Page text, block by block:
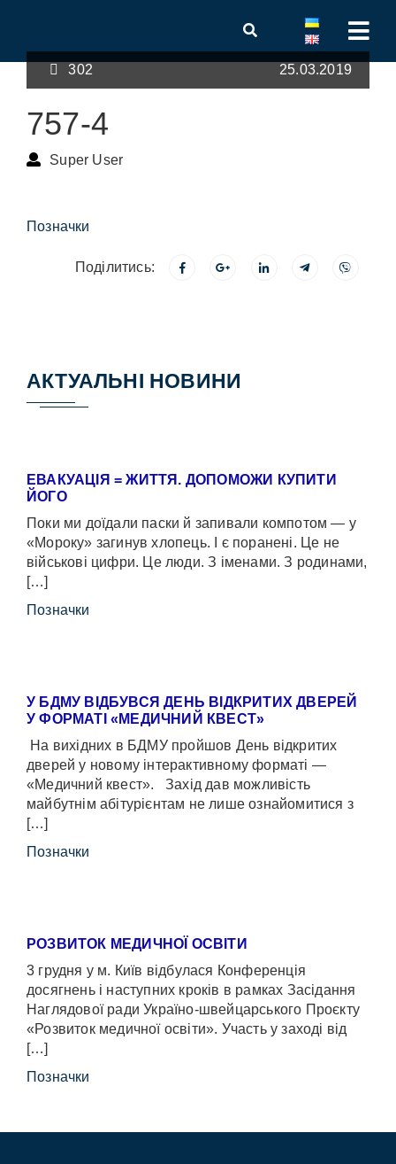
302 25.03.2019
757-4
Super User
Позначки
Поділитись:
АКТУАЛЬНІ НОВИНИ
ЕВАКУАЦІЯ = ЖИТТЯ. ДОПОМОЖИ КУПИТИ
ЙОГО
Поки ми доїдали паски й запивали компотом — у
«Мороку» загинув хлопець. І є поранені. Це не
військові цифри. Це люди. З іменами. З родинами,
[…]
Позначки
У БДМУ ВІДБУВСЯ ДЕНЬ ВІДКРИТИХ ДВЕРЕЙ
У ФОРМАТІ «МЕДИЧНИЙ КВЕСТ»
На вихідних в БДМУ пройшов День відкритих
дверей у новому інтерактивному форматі —
«Медичний квест». Захід дав можливість
майбутнім абітурієнтам не лише ознайомитися з
[…]
Позначки
РОЗВИТОК МЕДИЧНОЇ ОСВІТИ
3 грудня у м. Київ відбулася Конференція
досягнень і наступних кроків в рамках Засідання
Наглядової ради Україно-швейцарського Проєкту
«Розвиток медичної освіти». Участь у заході від
[…]
Позначки